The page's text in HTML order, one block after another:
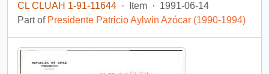
CL CLUAH 1-91-11644 · Item · 1991-06-14
Part of Presidente Patricio Aylwin Azócar (1990-1994)